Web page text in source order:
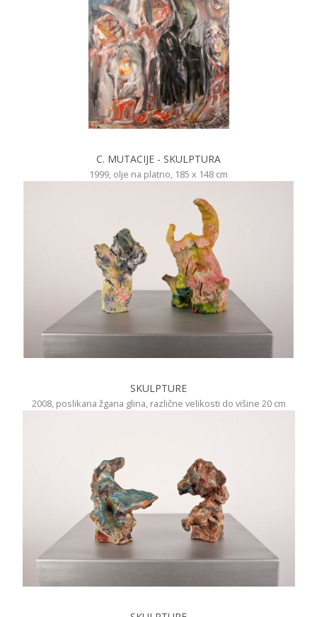
C. MUTACIJE - SKULPTURA
1999, olje na platno, 185 x 148 cm
SKULPTURE
2008, poslikana žgana glina, različne velikosti do višine 20 cm